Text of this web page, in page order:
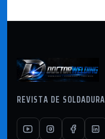
REVISTA DE SOLDADURA